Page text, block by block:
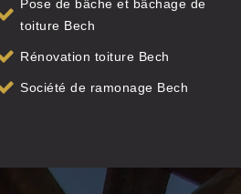
Pose de bâche et bâchage de
toiture Bech
Rénovation toiture Bech
Société de ramonage Bech